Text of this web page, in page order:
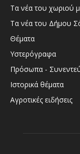
Τα νέα του χωριού
Τα νέα του Δήμου
Θέματα
Υστερόγραφα
Πρόσωπα -
Ιστορικά θέματα
Αγροτικές ειδήσεις